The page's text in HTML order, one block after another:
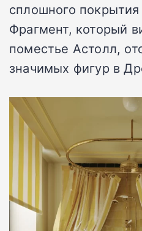
сплошного
Фрагмент, который
поместье Астолл,
значимых фигур в